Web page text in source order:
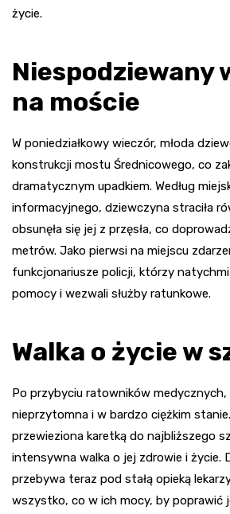
życie.
Niespodziewany
na moście
W poniedziałkowy wieczór, młoda
konstrukcji mostu Średnicowego, co
dramatycznym upadkiem. Według
informacyjnego, dziewczyna straciła
obsunęła się jej z przęsła, co
metrów. Jako pierwsi na miejscu
funkcjonariusze policji, którzy
pomocy i wezwali służby ratunkowe.
Walka o życie w
Po przybyciu ratowników medycznych,
nieprzytomna i w bardzo ciężkim
przewieziona karetką do najbliższego
intensywna walka o jej zdrowie i życie.
przebywa teraz pod stałą opieką
wszystko, co w ich mocy, by poprawić